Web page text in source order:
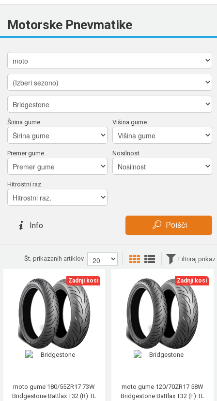
Motorske Pnevmatike
Širina gume Višina gume
Premer gume Nosilnost
Hitrostni raz.
Info Poišči
Filtriraj prikaz
Št. prikazanih artiklov
Zadnji kosi
moto gume 180/55ZR17 73W
Bridgestone Battlax T32 (R) TL
Zadnji kosi
moto gume 120/70ZR17 58W
Bridgestone Battlax T32 (F) TL